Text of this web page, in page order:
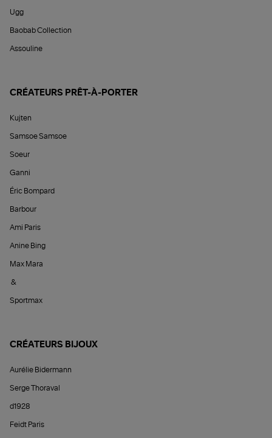
Ugg
Baobab Collection
Assouline
CRÉATEURS PRÊT-À-PORTER
Kujten
Samsoe Samsoe
Soeur
Ganni
Éric Bompard
Barbour
Ami Paris
Anine Bing
Max Mara
&
Sportmax
CRÉATEURS BIJOUX
Aurélie Bidermann
Serge Thoraval
d1928
Feidt Paris